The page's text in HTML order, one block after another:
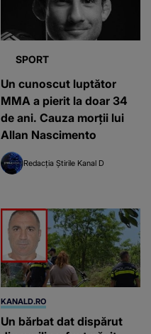
SPORT
Un cunoscut luptător
MMA a pierit la doar 34
de ani. Cauza morții lui
Allan Nascimento
Redacția Știrile Kanal D
KANALD.RO
Un bărbat dat dispărut